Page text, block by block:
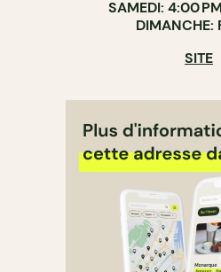
SAMEDI: 4:00
DIMANCHE:
SITE